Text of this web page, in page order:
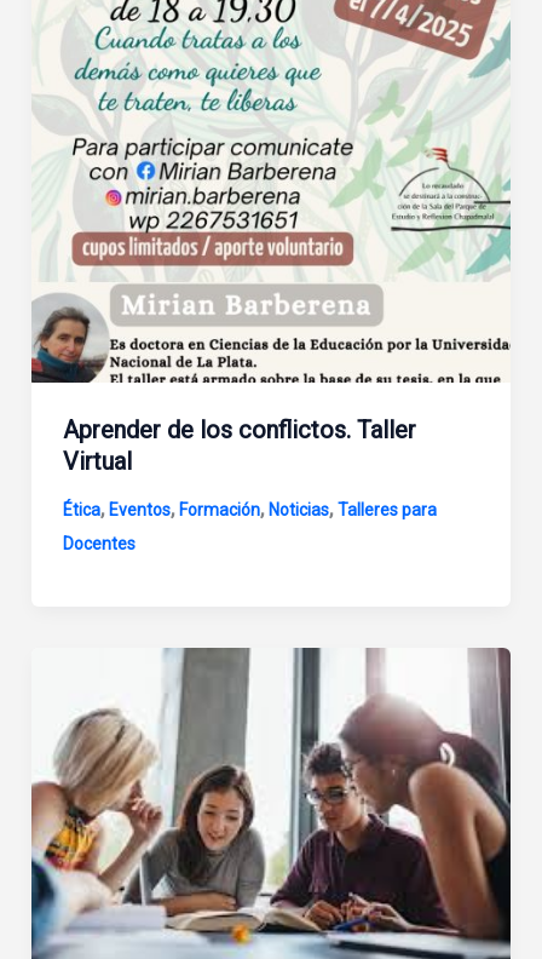
Aprender de los conflictos. Taller
Virtual
Ética, Eventos, Formación, Noticias,Talleres para
Docentes